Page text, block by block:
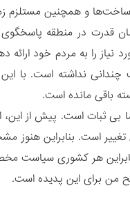
و همچنین مستلزم
قدرت در منطقه پاسخگوی
نیاز را به مردم خود
نداشته است. با
باقی مانده است.
ثبات است. پیش از این،
تغییر است. بنابراین
هر کشوری
من برای این پدیده است.